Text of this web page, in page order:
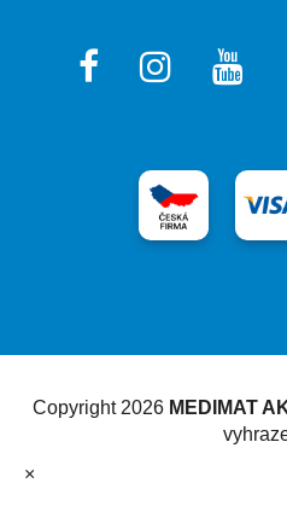
Copyright 2026 MEDIMAT
×